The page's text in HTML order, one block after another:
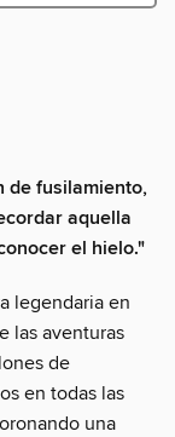
de fusilamiento,
aquella
el hielo."
legendaria en
las aventuras
de
en todas las
una